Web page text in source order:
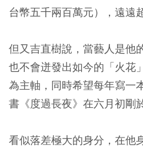
台幣五千兩百萬元），遠遠
但又吉直樹說，當藝人是他
也不會迸發出如今的「火花
為主軸，同時希望每年寫一
書《度過長夜》在六月初剛
看似落差極大的身分，在他